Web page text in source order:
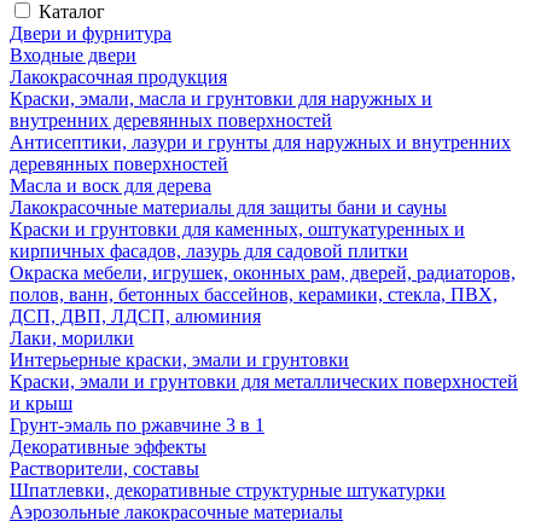
Каталог
Двери и фурнитура
Входные двери
Лакокрасочная продукция
Краски, эмали, масла и грунтовки для наружных и
внутренних деревянных поверхностей
Антисептики, лазури и грунты для наружных и внутренних
деревянных поверхностей
Масла и воск для дерева
Лакокрасочные материалы для защиты бани и сауны
Краски и грунтовки для каменных, оштукатуренных и
кирпичных фасадов, лазурь для садовой плитки
Окраска мебели, игрушек, оконных рам, дверей, радиаторов,
полов, ванн, бетонных бассейнов, керамики, стекла, ПВХ,
ДСП, ДВП, ЛДСП, алюминия
Лаки, морилки
Интерьерные краски, эмали и грунтовки
Краски, эмали и грунтовки для металлических поверхностей
и крыш
Грунт-эмаль по ржавчине 3 в 1
Декоративные эффекты
Растворители, составы
Шпатлевки, декоративные структурные штукатурки
Аэрозольные лакокрасочные материалы